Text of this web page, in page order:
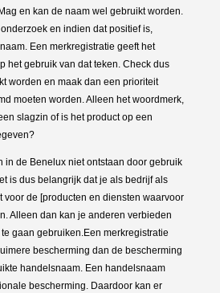
en kan de naam wel gebruikt worden.
en indien dat positief is,
Een merkregistratie geeft het
het gebruik van dat teken. Check dus
worden en maak dan een prioriteit
moeten worden. Alleen het woordmerk,
slagzin of is het product op een
in de Benelux niet ontstaan door gebruik
is dus belangrijk dat je als bedrijf als
voor de [producten en diensten waarvoor
Alleen dan kan je anderen verbieden
gaan gebruiken.Een merkregistratie
bescherming dan de bescherming
handelsnaam. Een handelsnaam
bescherming. Daardoor kan er